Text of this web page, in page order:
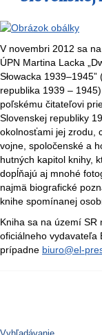
V novembri 2012 sa
ÚPN Martina Lacka
Słowacka
republika 1939 –
poľskému čitateľovi
Slovenskej republiky
okolnosťami jej zrodu,
vojne, spoločenské a
hutných kapitol knihy,
dopĺňajú aj mnohé
najmä biografické
knihe spomínanej
Kniha sa na území SR
oficiálneho vydavateľa
prípadne biuro@el-